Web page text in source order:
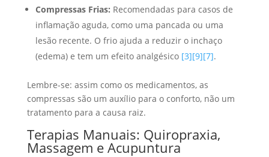
Compressas Frias: Recomendadas para casos de
inflamação aguda, como uma pancada ou uma
lesão recente. O frio ajuda a reduzir o inchaço
(edema) e tem um efeito analgésico [3][9][7].
Lembre-se: assim como os medicamentos, as
compressas são um auxílio para o conforto, não um
tratamento para a causa raiz.
Terapias Manuais: Quiropraxia,
Massagem e Acupuntura